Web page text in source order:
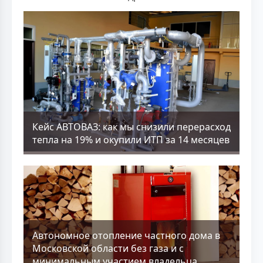
Кейс АВТОВАЗ: как мы снизили перерасход
тепла на 19% и окупили ИТП за 14 месяцев
Aвтономное отопление частного дома в
Московской области без газа и с